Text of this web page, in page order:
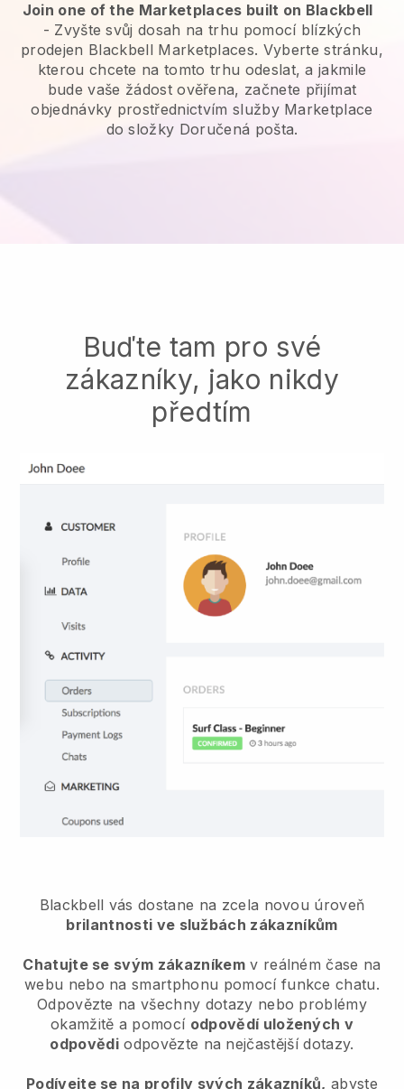
Join one of the Marketplaces built on Blackbell
- Zvyšte svůj dosah na trhu pomocí blízkých
prodejen Blackbell Marketplaces. Vyberte stránku,
kterou chcete na tomto trhu odeslat, a jakmile
bude vaše žádost ověřena, začnete přijímat
objednávky prostřednictvím služby Marketplace
do složky Doručená pošta.
Buďte tam pro své
zákazníky, jako nikdy
předtím
Blackbell vás dostane na zcela novou úroveň
brilantnosti ve službách zákazníkům
Chatujte se svým zákazníkemv reálném čase na
webu nebo na smartphonu pomocí funkce chatu.
Odpovězte na všechny dotazy nebo problémy
okamžitě a pomocí odpovědí uložených v
odpovědi odpovězte na nejčastější dotazy.
Podívejte se na profily svých zákazníků, abyste